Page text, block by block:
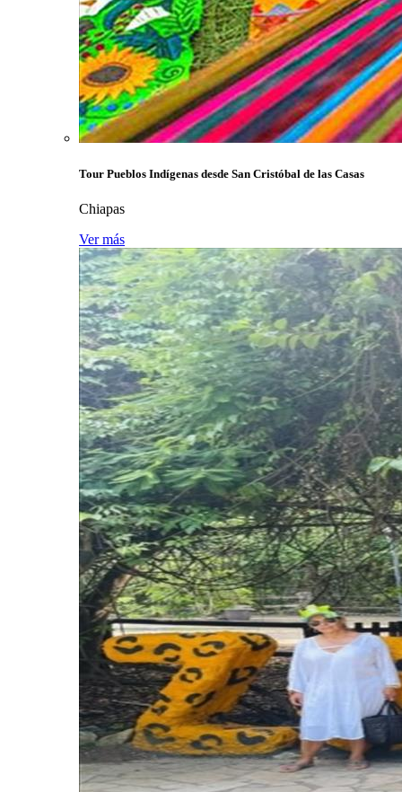
Tour Pueblos Indígenas desde San Cristóbal de las Casas
Chiapas
Ver más